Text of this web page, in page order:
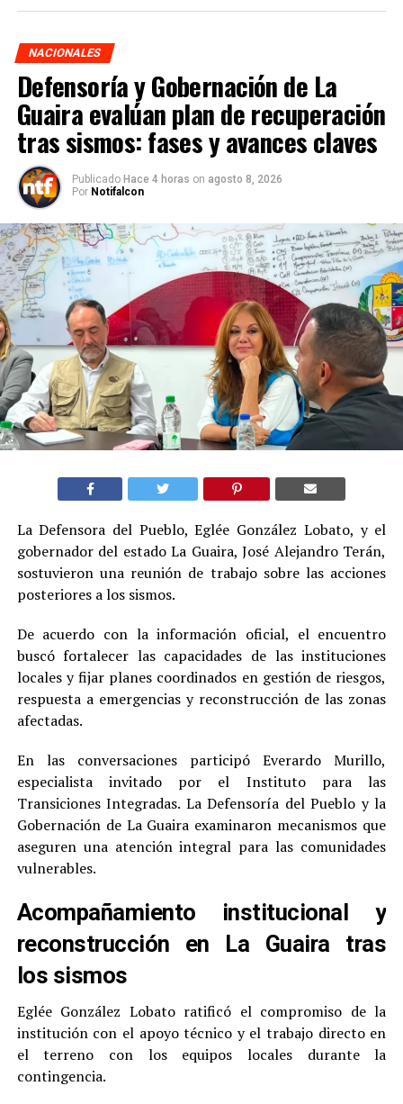
NACIONALES
Defensoría y Gobernación de La
Guaira evalúan plan de recuperación
tras sismos: fases y avances claves
Publicado Hace 4 horas on agosto 8, 2026
Por Notifalcon
La Defensora del Pueblo, Eglée González Lobato, y el
gobernador del estado La Guaira, José Alejandro Terán,
sostuvieron una reunión de trabajo sobre las acciones
posteriores a los sismos.
De acuerdo con la información oficial, el encuentro
buscó fortalecer las capacidades de las instituciones
locales y fijar planes coordinados en gestión de riesgos,
respuesta a emergencias y reconstrucción de las zonas
afectadas.
En las conversaciones participó Everardo Murillo,
especialista invitado por el Instituto para las
Transiciones Integradas. La Defensoría del Pueblo y la
Gobernación de La Guaira examinaron mecanismos que
aseguren una atención integral para las comunidades
vulnerables.
Acompañamiento institucional y
reconstrucción en La Guaira tras
los sismos
Eglée González Lobato ratificó el compromiso de la
institución con el apoyo técnico y el trabajo directo en
el terreno con los equipos locales durante la
contingencia.